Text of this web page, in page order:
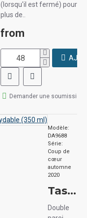
(lorsqu'il est fermé) pour
plus de..
from
Demander une soumission
Modèle:
DA9688
Série:
Coup de
cœur
automne
2020
Tasse de voyage ZAIRA en acier inoxydable (350 ml)
Double